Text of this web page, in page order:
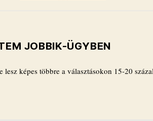
JOBBIK-ÜGYBEN
képes többre a választásokon 15-20